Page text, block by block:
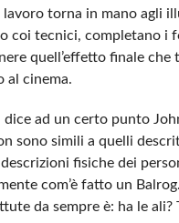
lavoro torna in mano agli
coi tecnici, completano i
quell’effetto finale che
al cinema.
ad un certo punto
sono simili a quelli
fisiche dei
com’è fatto un
da sempre è: ha le ali?